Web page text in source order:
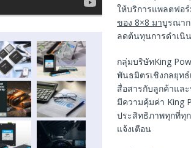
ให้บริการแพลตฟอ
ของ 8×8 มาบูรณาก
ลดต้นทุนการดำเนิ
กลุ่มบริษัทKing
พันธมิตรเชิงกลยุท
สื่อสารกับลูกค้าแล
มีความคุ้มค่า King
ประสิทธิภาพทุกที่ทุ
แจ้งเตือน